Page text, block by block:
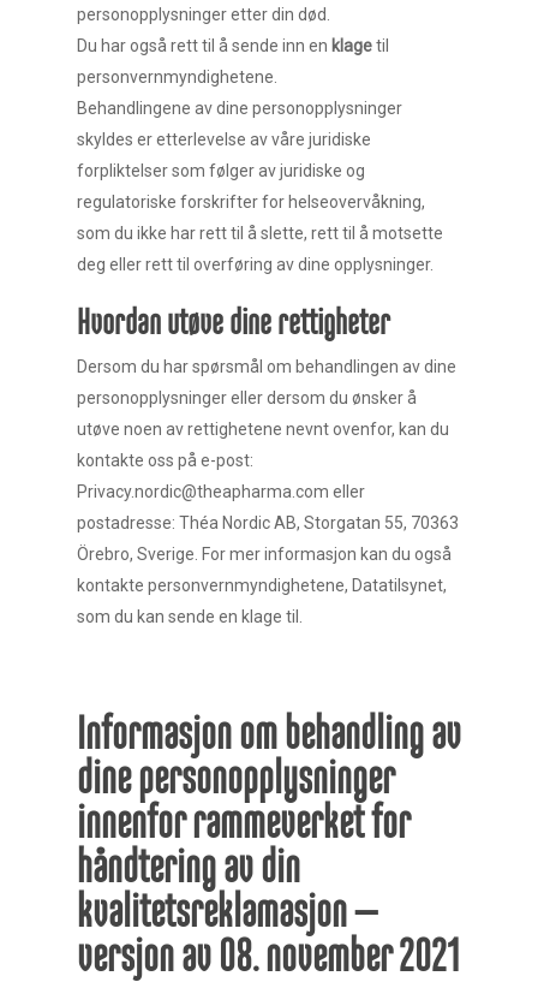
personopplysninger etter din død.
Du har også rett til å sende inn en klagetil
personvernmyndighetene.
Behandlingene av dine personopplysninger
skyldes er etterlevelse av våre juridiske
forpliktelser som følger av juridiske og
regulatoriske forskrifter for helseovervåkning,
som du ikke har rett til å slette, rett til å motsette
deg eller rett til overføring av dine opplysninger.
Hvordan utøve dine rettigheter
Dersom du har spørsmål om behandlingen av dine
personopplysninger eller dersom du ønsker å
utøve noen av rettighetene nevnt ovenfor, kan du
kontakte oss på e-post:
Privacy.nordic@theapharma.com eller
postadresse: Théa Nordic AB, Storgatan 55, 70363
Örebro, Sverige. For mer informasjon kan du også
kontakte personvernmyndighetene, Datatilsynet,
som du kan sende en klage til.
Informasjon om behandling av
dine personopplysninger
innenfor rammeverket for
håndtering av din
kvalitetsreklamasjon –
versjon av 08. november 2021